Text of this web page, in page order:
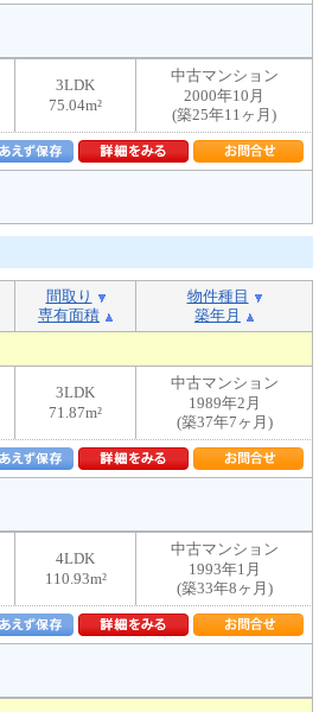
3LDK
75.04m²
中古マンション
2000年10月
(築25年11ヶ月)
間取り
専有面積
物件種目
築年月
3LDK
71.87m²
中古マンション
1989年2月
(築37年7ヶ月)
4LDK
110.93m²
中古マンション
1993年1月
(築33年8ヶ月)